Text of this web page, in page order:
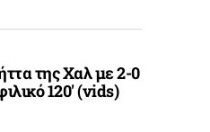
της Χαλ με 2-0
120′ (vids)